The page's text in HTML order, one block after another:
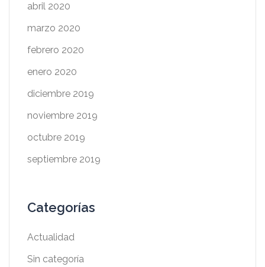
abril 2020
marzo 2020
febrero 2020
enero 2020
diciembre 2019
noviembre 2019
octubre 2019
septiembre 2019
Categorías
Actualidad
Sin categoría